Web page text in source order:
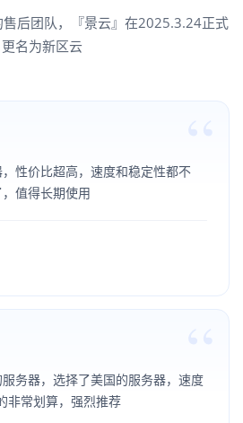
后团队，『景云』在2025.3.24正式
更名为新区云
性价比超高，速度和稳定性都不
值得长期使用
务器，选择了美国的服务器，速度
非常划算，强烈推荐